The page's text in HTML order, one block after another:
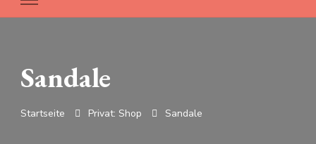
Sandale
Startseite Privat: Shop Sandale